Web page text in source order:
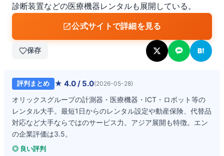
診断装置などの医療機器レンタルも展開している。
公式サイトで詳細を見る
保存 B!
評判まとめ ★ 4.0/ 5.0(2026-05-28)
オリックスグループの計測器・医療機器・ICT・ロボット等の
レンタル大手。最短1日からのレンタル設定や動産保険、代替品
対応など大手ならではのサービス力。アジア展開も特徴。エン
の企業評価は3.5。
◎ 良い評判